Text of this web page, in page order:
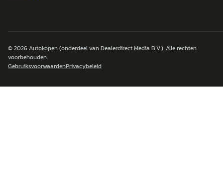
© 2026Autokopen(onderdeel van Dealerdirect Media B.V.). Alle rechten
voorbehouden.
GebruiksvoorwaardenPrivacybeleid